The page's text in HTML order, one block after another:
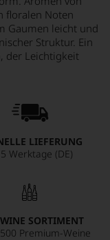
floralen Noten
Gaumen leicht und
Struktur. Ein
der Leichtigkeit
LIEFERUNG
Werktage (DE)
SORTIMENT
Premium-Weine